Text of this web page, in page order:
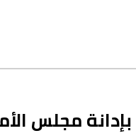
بإدانة مجلس